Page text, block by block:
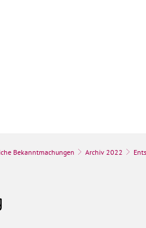
Bauen,
Bekanntmachungen Archiv 2022